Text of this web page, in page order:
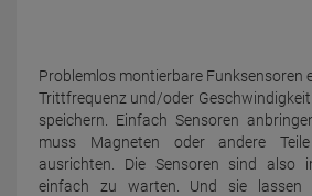
Problemlos montierbare Funksensoren
Trittfrequenz und/oder
speichern. Einfach Sensoren
muss Magneten oder andere
ausrichten. Die Sensoren sind also
einfach zu warten. Und sie lassen